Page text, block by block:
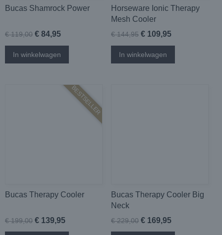
Bucas Shamrock Power
€ 119,00 € 84,95
In winkelwagen
Horseware Ionic Therapy
Mesh Cooler
€ 144,95 € 109,95
In winkelwagen
BESTSELLER
Bucas Therapy Cooler
€ 199,00 € 139,95
Bucas Therapy Cooler Big
Neck
€ 229,00 € 169,95